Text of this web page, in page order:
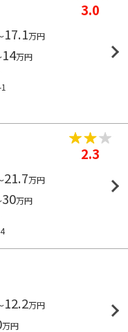
3.0
17.1万円
14万円
2.3
21.7万円
30万円
12.2万円
万円